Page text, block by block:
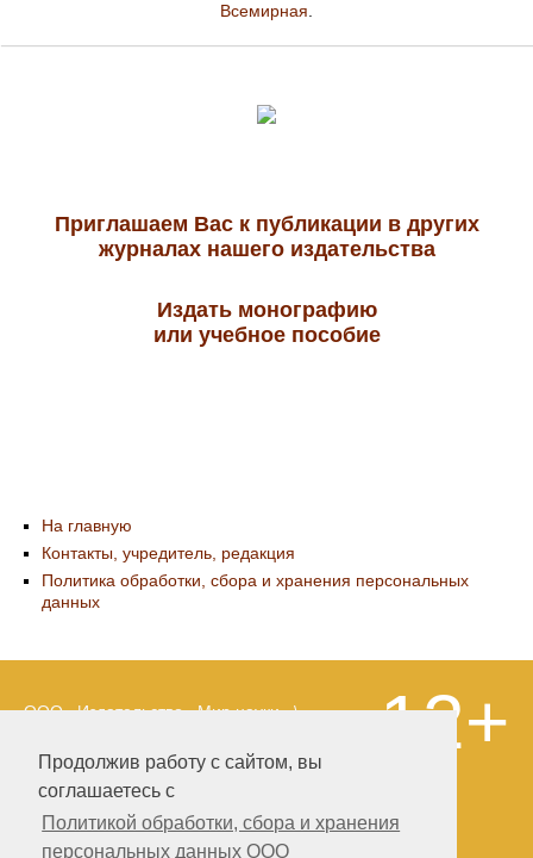
Продолжив работу с сайтом, вы
соглашаетесь с
Политикой обработки, сбора и хранения
персональных данных ООО
Всемирная
Приглашаем Вас к публикации в других
журналах нашего издательства
Издать монографию
или учебное пособие
На главную
Контакты, учредитель, редакция
Политика обработки, сбора и хранения персональных
данных
ООО «Издательство «Мир науки» \
LLC Материалы, размещенные на сайте,
охраняются Законом о защите авторских
прав. Публикация любых материалов
этого сайта запрещена без
предварительного согласования с
12+